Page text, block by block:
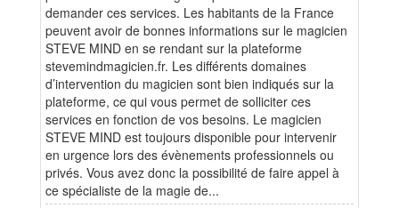
demander ces services. Les habitants de la France
peuvent avoir de bonnes informations sur le magicien
STEVE MIND en se rendant sur la plateforme
stevemindmagicien.fr. Les différents domaines
d’intervention du magicien sont bien indiqués sur la
plateforme, ce qui vous permet de solliciter ces
services en fonction de vos besoins. Le magicien
STEVE MIND est toujours disponible pour intervenir
en urgence lors des évènements professionnels ou
privés. Vous avez donc la possibilité de faire appel à
ce spécialiste de la magie de...